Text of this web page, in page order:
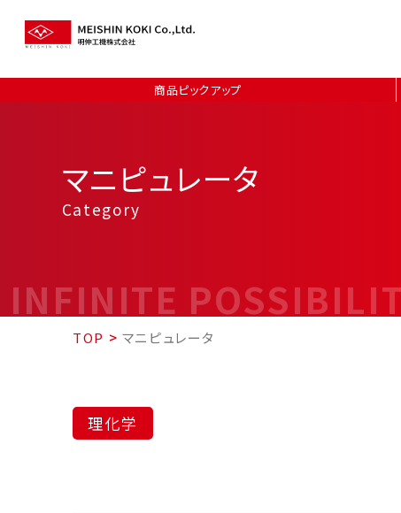
商品ピックアップ
マニピュレータ
Category
INFINITE
TOP > マニピュレータ
理化学